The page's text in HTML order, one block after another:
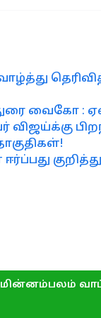
வைகோ :
விஜய்க்கு
மின்னம்பலம்